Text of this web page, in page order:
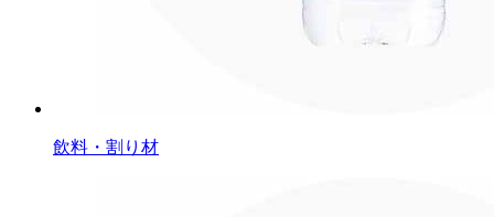
飲料・割り材